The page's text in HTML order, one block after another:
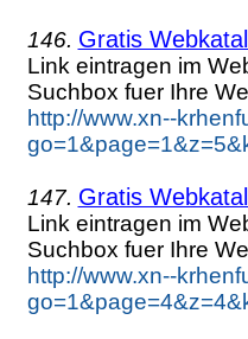
146. Gratis
Link eintragen im
Suchbox fuer Ihre
http://www.xn--
147. Gratis
Link eintragen im
Suchbox fuer Ihre
http://www.xn--